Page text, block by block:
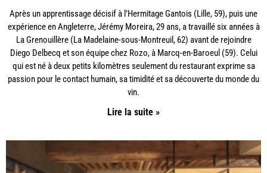
Après un apprentissage décisif à l’Hermitage Gantois (Lille, 59), puis une
expérience en Angleterre, Jérémy Moreira, 29 ans, a travaillé six années à
La Grenouillère (La Madelaine-sous-Montreuil, 62) avant de rejoindre
Diego Delbecq et son équipe chez Rozo, à Marcq-en-Baroeul (59). Celui
qui est né à deux petits kilomètres seulement du restaurant exprime sa
passion pour le contact humain, sa timidité et sa découverte du monde du
vin.
Lire la suite »